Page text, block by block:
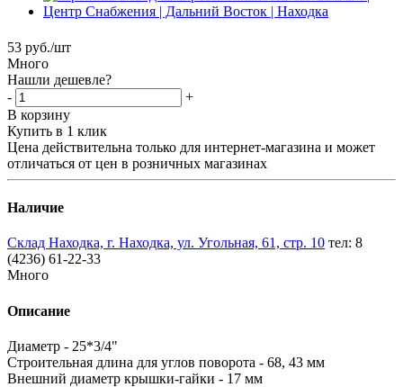
53 руб./шт
Много
Нашли дешевле?
-
+
В корзину
Купить в 1 клик
Цена действительна только для интернет-магазина и может
отличаться от цен в розничных магазинах
Наличие
Склад Находка, г. Находка, ул. Угольная, 61, стр. 10 тел: 8
(4236) 61-22-33
Много
Описание
Диаметр - 25*3/4"
Строительная длина для углов поворота - 68, 43 мм
Внешний диаметр крышки-гайки - 17 мм